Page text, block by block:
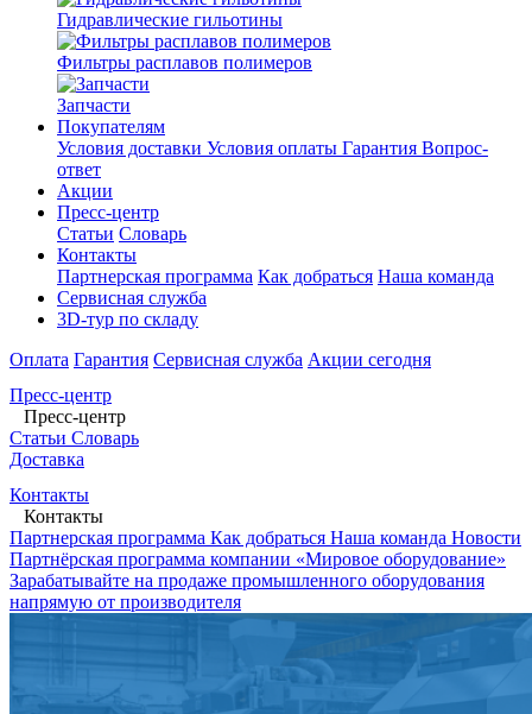
Гидравлические гильотины
Фильтры расплавов полимеров
Запчасти
Покупателям
Условия доставки Условия оплаты Гарантия Вопрос-
ответ
Акции
Пресс-центр
Статьи Словарь
Контакты
Партнерская программа Как добраться Наша команда
Сервисная служба
3D-тур по складу
Оплата Гарантия Сервисная служба Акции сегодня
Пресс-центр
Пресс-центр
Статьи Словарь
Доставка
Контакты
Контакты
Партнерская программа Как добраться Наша команда Новости
Партнёрская программа компании «Мировое оборудование»
Зарабатывайте на продаже промышленного оборудования
напрямую от производителя